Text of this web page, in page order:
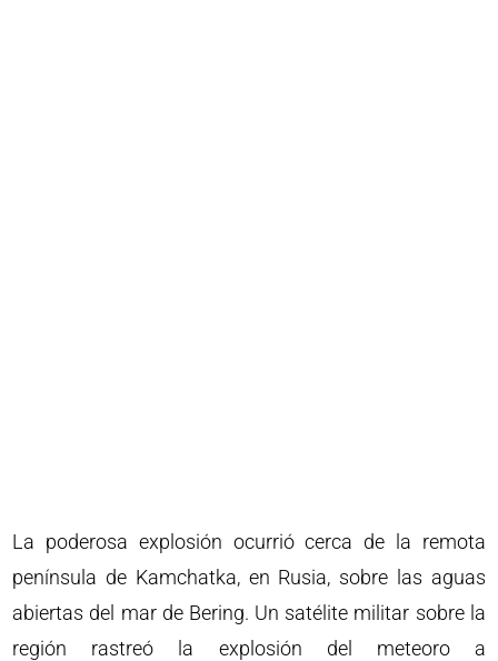
La poderosa explosión ocurrió cerca de la remota
península de Kamchatka, en Rusia, sobre las aguas
abiertas del mar de Bering. Un satélite militar sobre la
región rastreó la explosión del meteoro a